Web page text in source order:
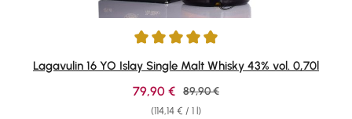
Average rating of 4.95 out of 5 stars
Lagavulin 16 YO Islay Single Malt Whisky 43% vol. 0,70l
(114,14 € / 1 l)
Sale price:
79,90 € Regular price:
89,90 €